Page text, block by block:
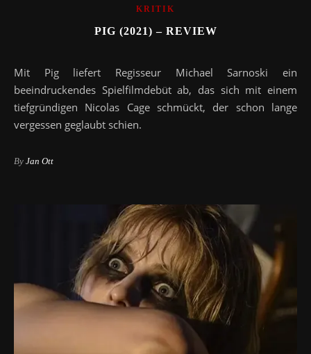
KRITIK
PIG (2021) – REVIEW
Mit Pig liefert Regisseur Michael Sarnoski ein
beeindruckendes Spielfilmdebüt ab, das sich mit einem
tiefgründigen Nicolas Cage schmückt, der schon lange
vergessen geglaubt schien.
By Jan Ott